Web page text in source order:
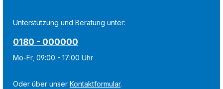
Unterstützung und Beratung unter:
0180 - 000000
Mo-Fr, 09:00 - 17:00 Uhr
Oder über unserKontaktformular.